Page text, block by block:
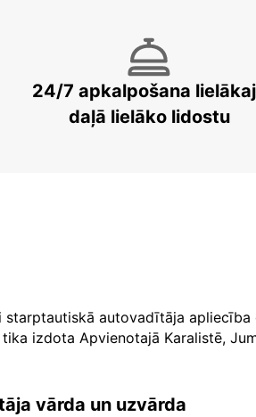
24/7 apkalpošana
daļā lielāko lidostu
autovadītāja
izdota Apvienotajā Karalistē,
vārda un uzvārda